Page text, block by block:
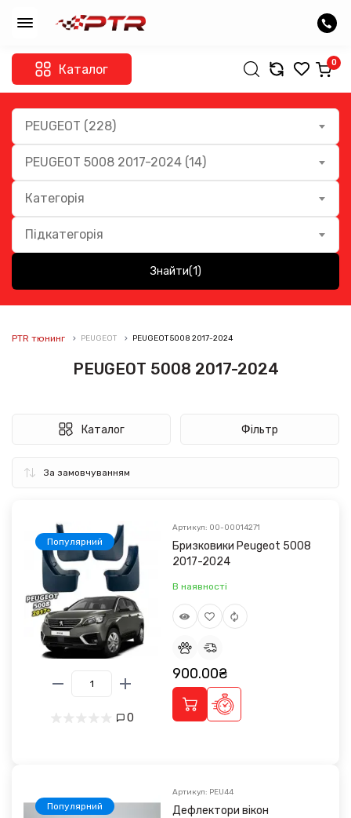
Каталог 0
PEUGEOT (228)
PEUGEOT 5008 2017-2024 (14)
Категорія
Підкатегорія
Знайти(1)
PTR тюнинг PEUGEOT PEUGEOT 5008 2017-2024
PEUGEOT 5008 2017-2024
Каталог Фільтр
Популярний
0
Артикул: 00-00014271
Бризковики Peugeot 5008
2017-2024
В наявності
900.00₴
Популярний
Артикул: PEU44
Дефлектори вікон